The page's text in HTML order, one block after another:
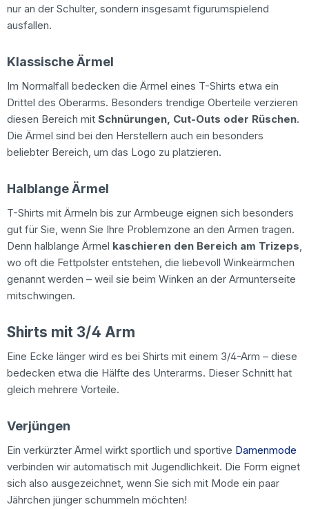
nur an der Schulter, sondern insgesamt figurumspielend
ausfallen.
Klassische Ärmel
Im Normalfall bedecken die Ärmel eines T-Shirts etwa ein
Drittel des Oberarms. Besonders trendige Oberteile verzieren
diesen Bereich mit Schnürungen, Cut-Outs oder Rüschen.
Die Ärmel sind bei den Herstellern auch ein besonders
beliebter Bereich, um das Logo zu platzieren.
Halblange Ärmel
T-Shirts mit Ärmeln bis zur Armbeuge eignen sich besonders
gut für Sie, wenn Sie Ihre Problemzone an den Armen tragen.
Denn halblange Ärmel kaschieren den Bereich am Trizeps,
wo oft die Fettpolster entstehen, die liebevoll Winkeärmchen
genannt werden – weil sie beim Winken an der Armunterseite
mitschwingen.
Shirts mit 3/4 Arm
Eine Ecke länger wird es bei Shirts mit einem 3/4-Arm – diese
bedecken etwa die Hälfte des Unterarms. Dieser Schnitt hat
gleich mehrere Vorteile.
Verjüngen
Ein verkürzter Ärmel wirkt sportlich und sportive Damenmode
verbinden wir automatisch mit Jugendlichkeit. Die Form eignet
sich also ausgezeichnet, wenn Sie sich mit Mode ein paar
Jährchen jünger schummeln möchten!